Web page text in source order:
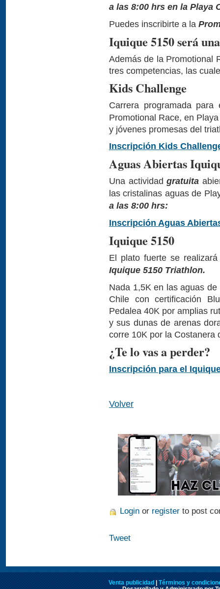
a las 8:00 hrs en la Playa
Puedes inscribirte a la
Iquique 5150 será
Además de la Promotional
tres competencias, las
Kids Challenge
Carrera programada
Promotional Race, en
y jóvenes promesas del
Inscripción Kids
Aguas Abiertas
Una actividadgratuita
las cristalinas aguas de
a las 8:00 hrs:
Inscripción Aguas
Iquique 5150
El plato fuerte se
Iquique 5150 Triathlon.
Nada 1,5K en las aguas
Chile con certificación
Pedalea 40K por amplias
y sus dunas de arenas
corre 10K por la Costanera
¿Te lo vas a perder?
Inscripción para el
Volver
Login or register to post
Tweet
Venta publicidad | Términos y